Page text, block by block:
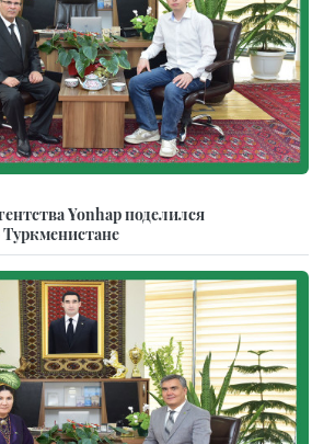
Yonhap поделился